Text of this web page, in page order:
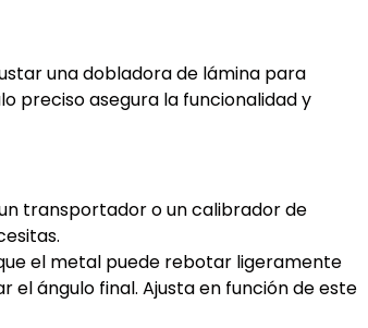
una dobladora de lámina para
preciso asegura la funcionalidad y
transportador o un calibrador de
el metal puede rebotar ligeramente
el ángulo final. Ajusta en función de este